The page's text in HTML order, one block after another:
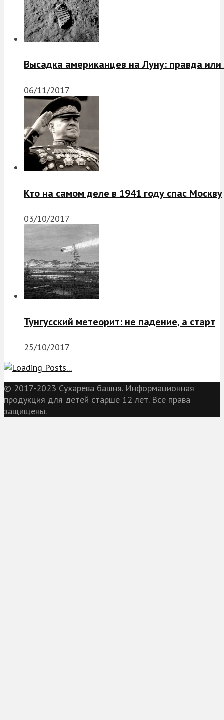
Высадка американцев на Луну: правда
06/11/2017
Кто на самом деле в 1941 году спас Москву
03/10/2017
Тунгусский метеорит: не падение, а старт
25/10/2017
© 2017-2023 Сухарева башня. Информационная
продукция для детей старше 12 лет. Все права
защищены.